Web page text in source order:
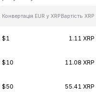
Конвертація EUR у XRPВартість XRP
$1 1.11 XRP
$10 11.08 XRP
$50 55.41 XRP